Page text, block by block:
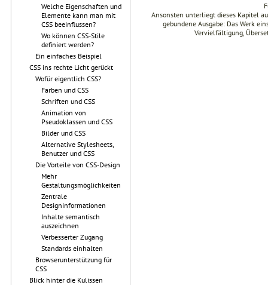
Welche Eigenschaften und
Elemente kann man mit
CSS beeinflussen?
Wo können CSS-Stile
definiert werden?
Ein einfaches Beispiel
CSS ins rechte Licht gerückt
Wofür eigentlich CSS?
Farben und CSS
Schriften und CSS
Animation von
Pseudoklassen und CSS
Bilder und CSS
Alternative Stylesheets,
Benutzer und CSS
Die Vorteile von CSS-Design
Mehr
Gestaltungsmöglichkeiten
Zentrale
Designinformationen
Inhalte semantisch
auszeichnen
Verbesserter Zugang
Standards einhalten
Browserunterstützung für
CSS
Blick hinter die Kulissen
Ansonsten unterliegt dieses Kapitel
gebundene Ausgabe: Das Werk
Vervielfältigung,